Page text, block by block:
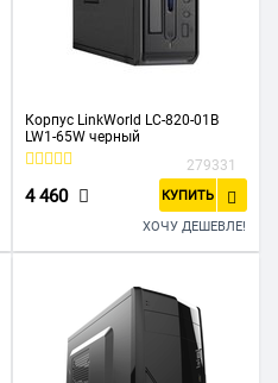
Корпус LinkWorld LC-820-01B
LW1-65W черный
279331
4 460 КУПИТЬ
ХОЧУ ДЕШЕВЛЕ!